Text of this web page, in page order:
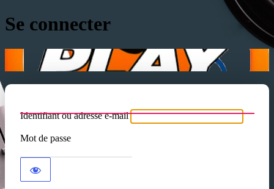
Se connecter
Identifiant ou adresse e-mail
Mot de passe